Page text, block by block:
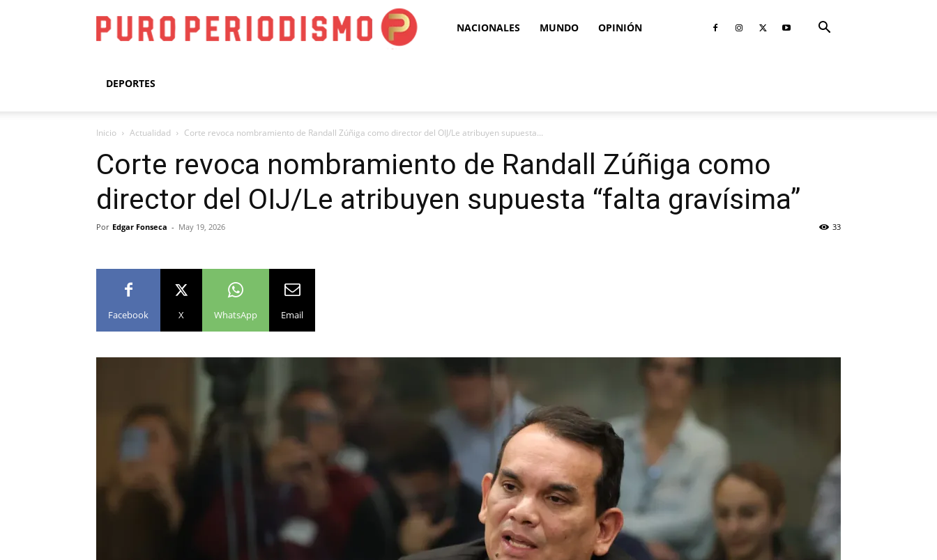
Puro NACIONALES MUNDO OPINIÓN
DEPORTES
Inicio Actualidad Corte revoca nombramiento de Randall Zúñiga como director del OIJ/Le atribuyen supuesta...
Corte revoca nombramiento de Randall Zúñiga como
director del OIJ/Le atribuyen supuesta “falta gravísima”
Por Edgar Fonseca - May 19, 2026 33
Facebook X WhatsApp Email